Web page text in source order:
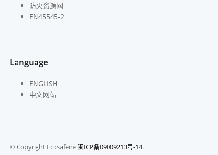
防火资源网
EN45545-2
Language
ENGLISH
中文网站
© Copyright Ecosafene 闽ICP备09009213号-14.